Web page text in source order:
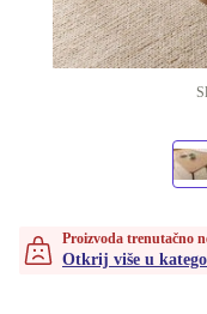
Proizvoda trenutačno
Otkrij više u